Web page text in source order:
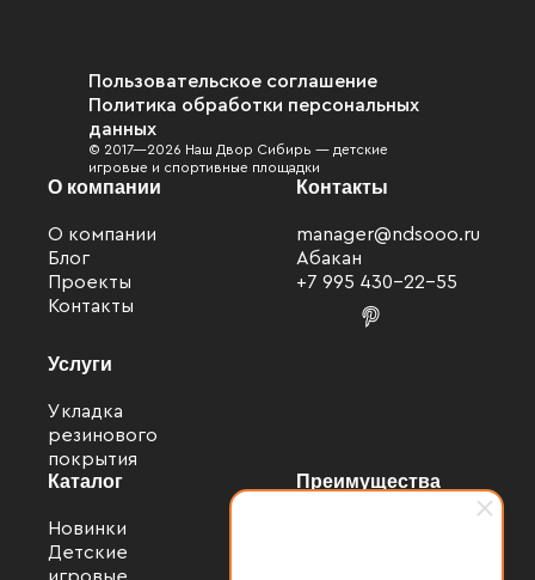
Пользовательское соглашение
Политика обработки персональных
данных
© 2017—2026 Наш Двор Сибирь — детские
игровые и спортивные площадки
О компании
О компании
Блог
Проекты
Контакты
Услуги
Укладка
резинового
покрытия
Каталог
Новинки
Детские
Контакты
manager@ndsooo.ru
Абакан
+7 995 430-22-55
Преимущества